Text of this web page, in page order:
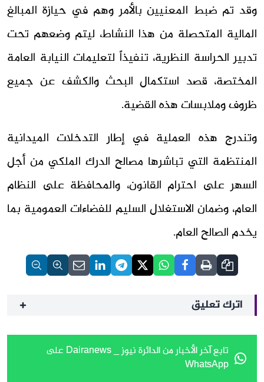
وقد تم ضبط المعنيين بالأمر وهم في حيازة المبالغ
المالية المتحصلة من هذا النشاط، ليتم وضعهم تحت
تدبير الحراسة النظرية، تنفيذاً لتعليمات النيابة العامة
المختصة، قصد استكمال البحث والكشف عن جميع
ظروف وملابسات هذه القضية.
وتندرج هذه العملية في إطار التدخلات الميدانية
المنتظمة التي تباشرها مصالح الدرك الملكي من أجل
السهر على احترام القانون، والمحافظة على النظام
العام، وضمان الاستغلال السليم للفضاءات العمومية بما
يخدم الصالح العام.
اترك تعليق
تابع آخر الأخبار من الدائرة نيوز _ Dairanews على
WhatsApp